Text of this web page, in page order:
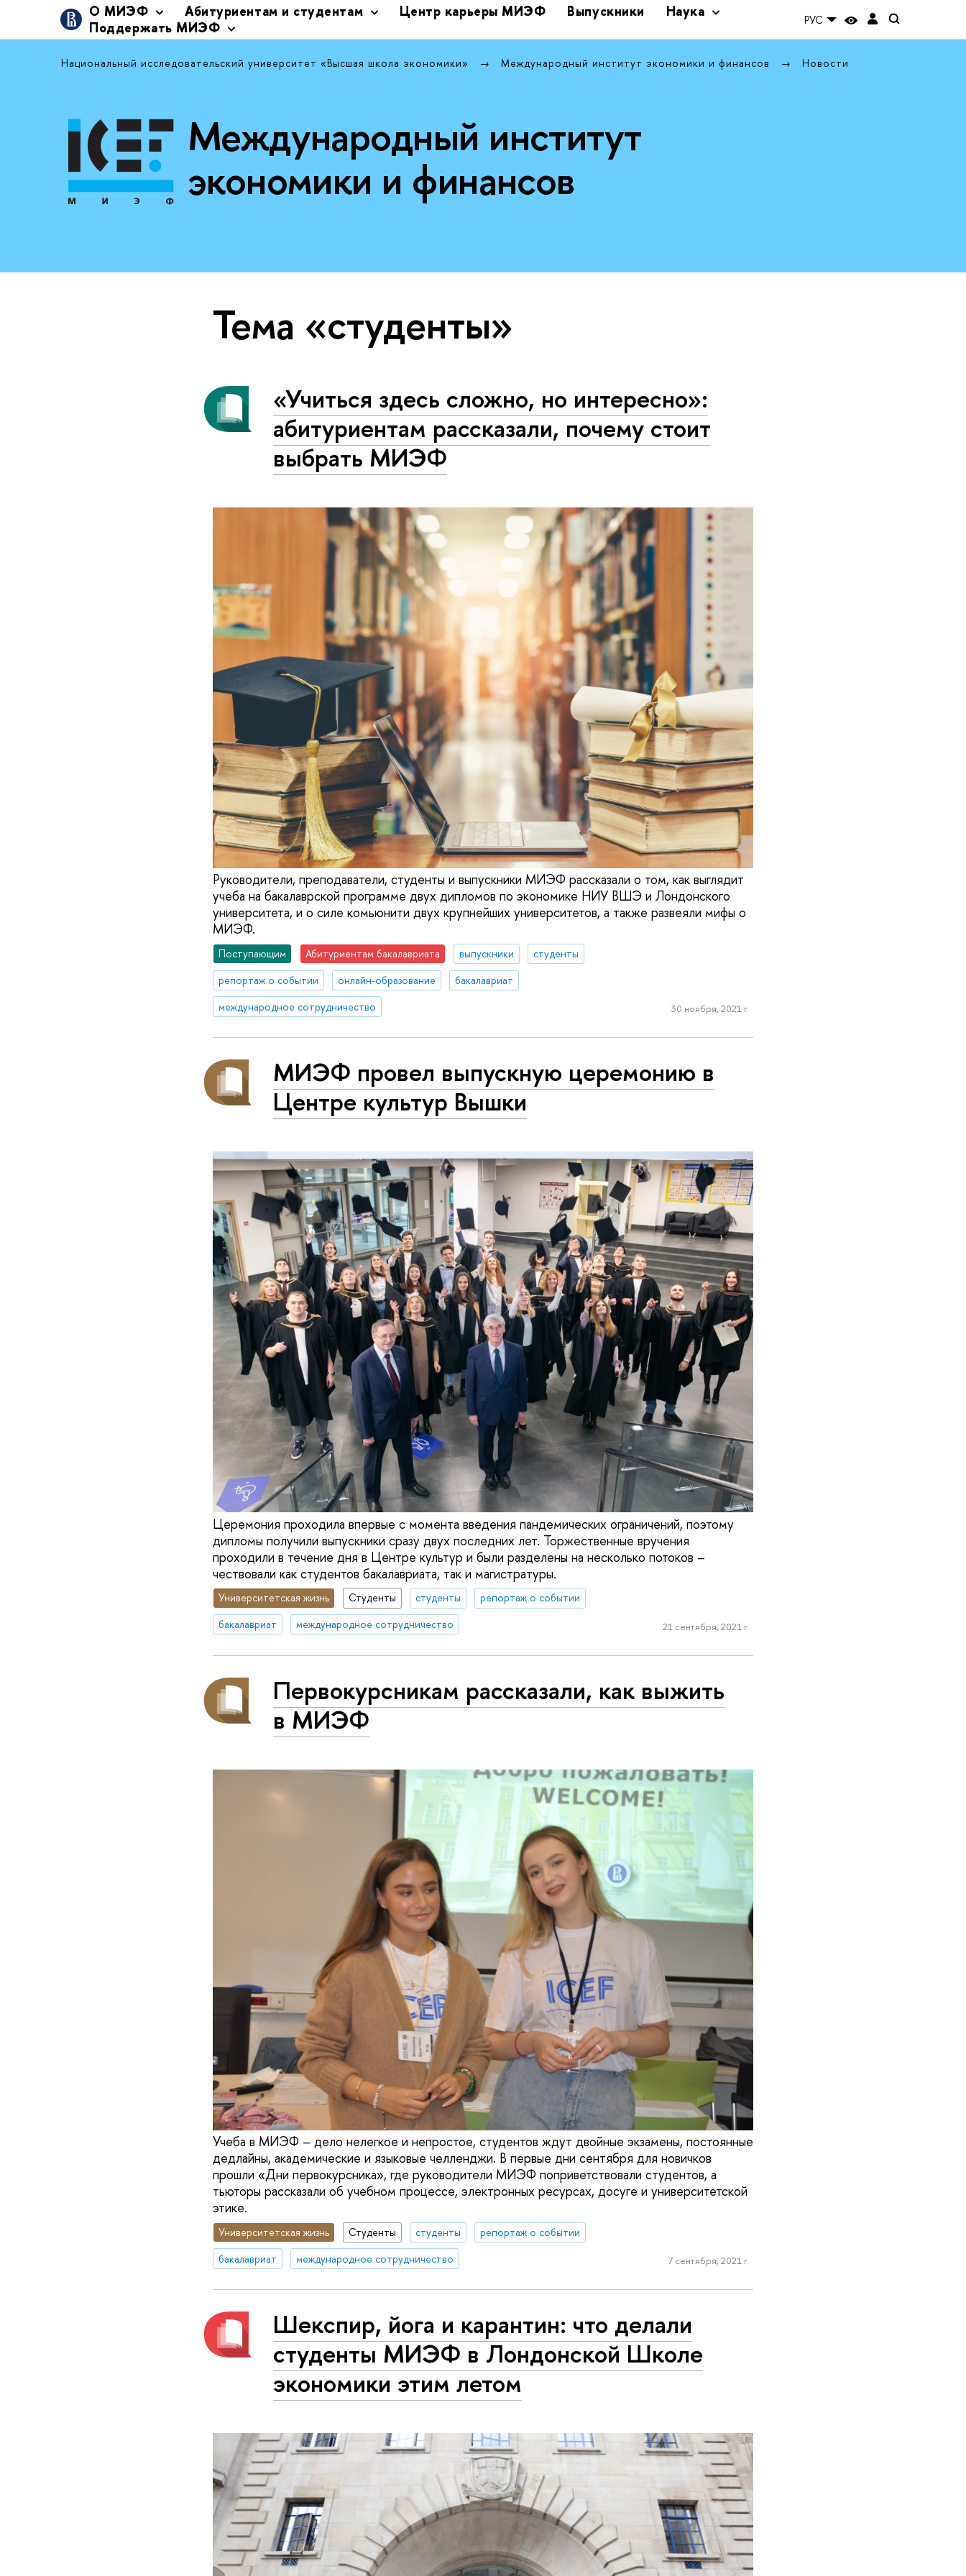
О МИЭФ Абитуриентам и студентам Центр карьеры МИЭФ Выпускники
Наука
Поддержать МИЭФ
РУС
Национальный исследовательский университет «Высшая школа экономики» Международный институт экономики и финансов Новости
Международный институт
экономики и финансов
Тема «студенты»
«Учиться здесь сложно, но интересно»:
абитуриентам рассказали, почему стоит
выбрать МИЭФ
Руководители, преподаватели, студенты и выпускники МИЭФ рассказали о том, как выглядит
учеба на бакалаврской программе двух дипломов по экономике НИУ ВШЭ и Лондонского
университета, и о силе комьюнити двух крупнейших университетов, а также развеяли мифы о
МИЭФ.
Поступающим Абитуриентам бакалавриата выпускники
студенты
репортаж о событии
онлайн-образование
бакалавриат
международное сотрудничество
30 ноября, 2021 г.
МИЭФ провел выпускную церемонию в
Центре культур Вышки
Церемония проходила впервые с момента введения пандемических ограничений, поэтому
дипломы получили выпускники сразу двух последних лет. Торжественные вручения
проходили в течение дня в Центре культур и были разделены на несколько потоков –
чествовали как студентов бакалавриата, так и магистратуры.
Университетская жизнь Студенты студенты
репортаж о событии
бакалавриат
международное сотрудничество 21 сентября, 2021 г.
Первокурсникам рассказали, как выжить
в МИЭФ
Учеба в МИЭФ – дело нелегкое и непростое, студентов ждут двойные экзамены, постоянные
дедлайны, академические и языковые челленджи. В первые дни сентября для новичков
прошли «Дни первокурсника», где руководители МИЭФ поприветствовали студентов, а
тьюторы рассказали об учебном процессе, электронных ресурсах, досуге и университетской
этике.
Университетская жизнь Студенты студенты
репортаж о событии
бакалавриат
международное сотрудничество 7 сентября, 2021 г.
Шекспир, йога и карантин: что делали
студенты МИЭФ в Лондонской Школе
экономики этим летом